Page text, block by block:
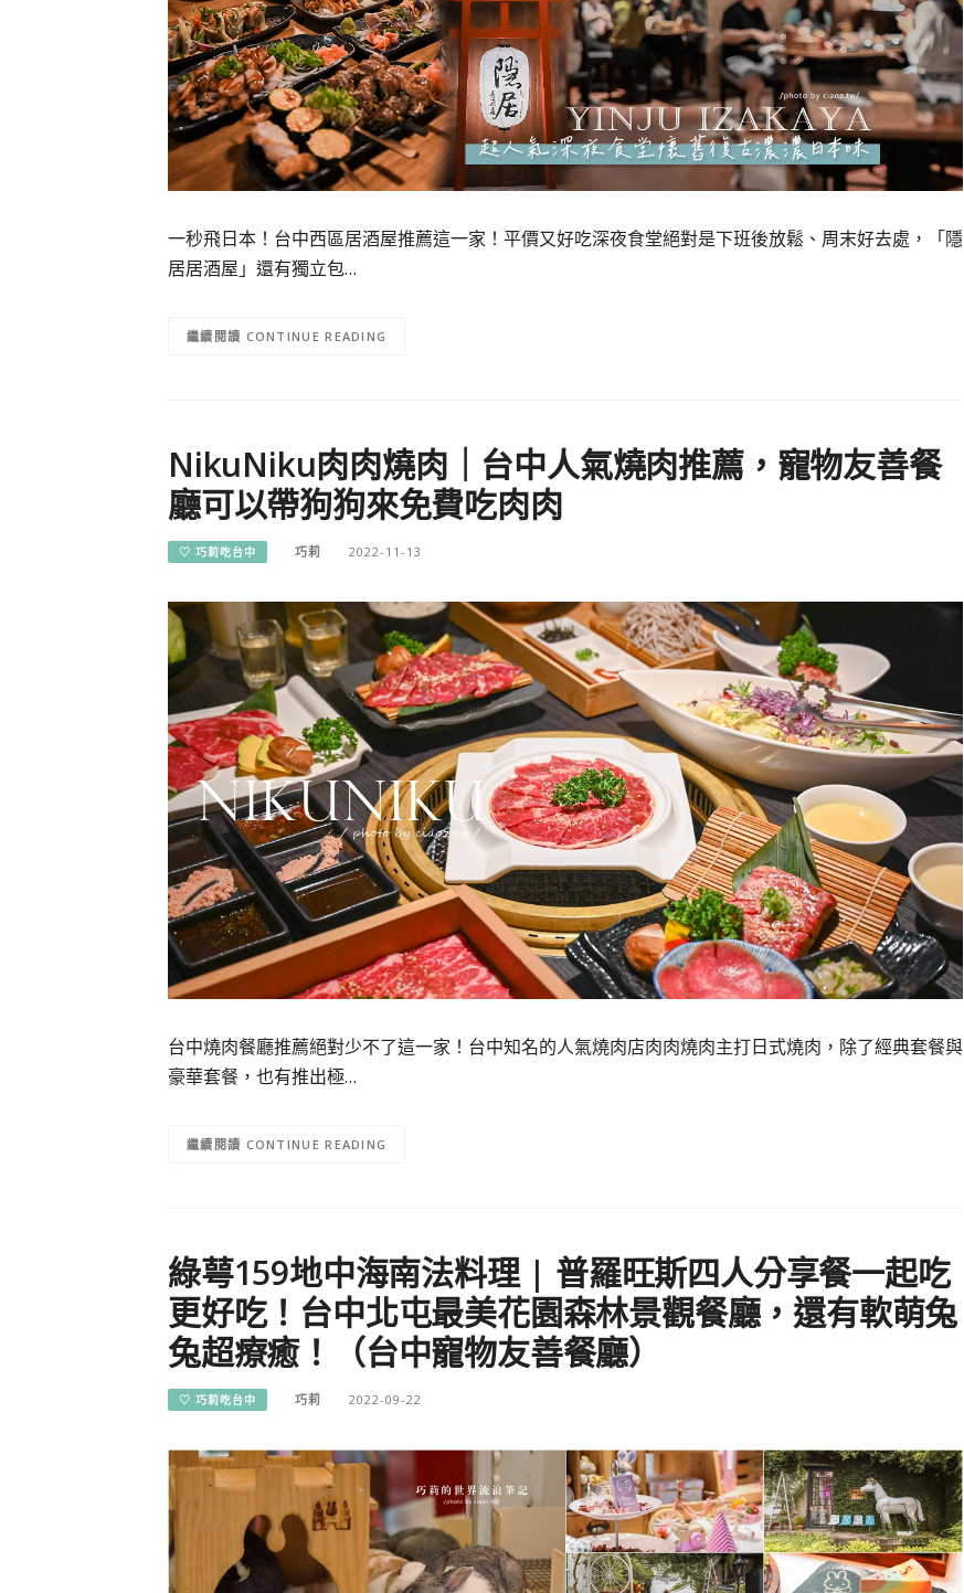
一秒飛日本！台中西區居酒屋推薦這一家！平價又好吃深夜食堂絕對是下班後放鬆、周末好去處，「隱
居居酒屋」還有獨立包…
CONTINUE READING
NikuNiku肉肉燒肉｜台中人氣燒肉推薦，寵物友善餐
廳可以帶狗狗來免費吃肉肉
♡ 巧莉吃台中 巧莉 2022-11-13
台中燒肉餐廳推薦絕對少不了這一家！台中知名的人氣燒肉店肉肉燒肉主打日式燒肉，除了經典套餐與
豪華套餐，也有推出極…
CONTINUE READING
綠萼159地中海南法料理 | 普羅旺斯四人分享餐一起吃
更好吃！台中北屯最美花園森林景觀餐廳，還有軟萌兔
兔超療癒！（台中寵物友善餐廳）
♡ 巧莉吃台中 巧莉 2022-09-22